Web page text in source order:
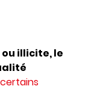
illicite, le
certains